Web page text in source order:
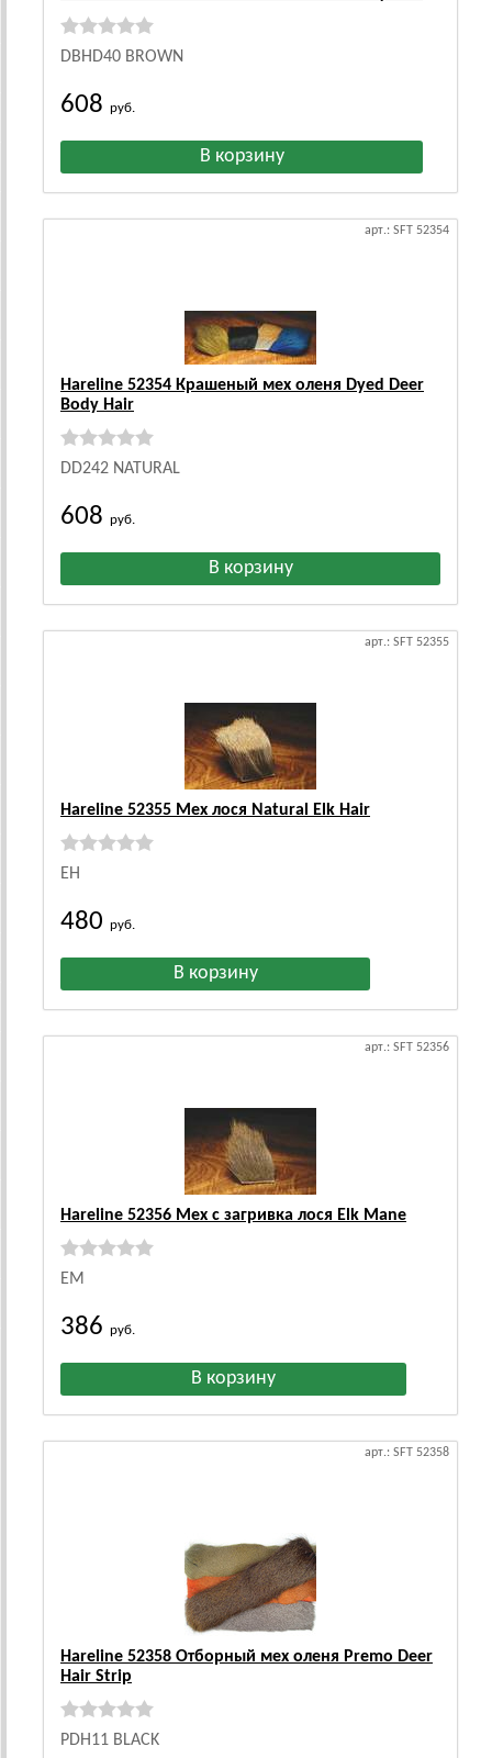
DBHD40 BROWN
608 руб.
арт.: SFT 52354
Hareline 52354 Крашеный мех оленя Dyed Deer
Body Hair
DD242 NATURAL
608 руб.
арт.: SFT 52355
Hareline 52355 Мех лося Natural Elk Hair
EH
480 руб.
арт.: SFT 52356
Hareline 52356 Мех с загривка лося Elk Mane
ЕМ
386 руб.
арт.: SFT 52358
Hareline 52358 Отборный мех оленя Premo Deer
Hair Strip
PDH11 BLACK